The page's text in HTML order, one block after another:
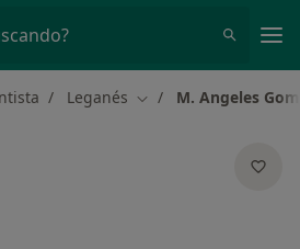
Leganés Cambiar de ciudad
M. Angeles